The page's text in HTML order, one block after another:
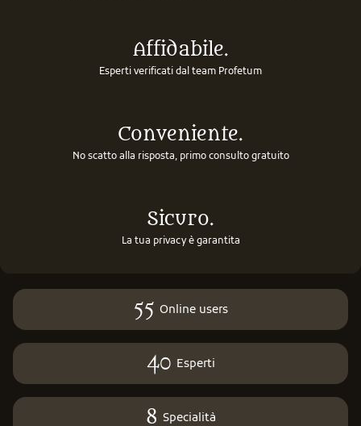
Affidabile.
Esperti verificati dal team Profetum
Conveniente.
No scatto alla risposta, primo consulto gratuito
Sicuro.
La tua privacy è garantita
55 Online users
40 Esperti
8 Specialità